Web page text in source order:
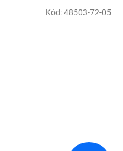
Kód:48503-72-05